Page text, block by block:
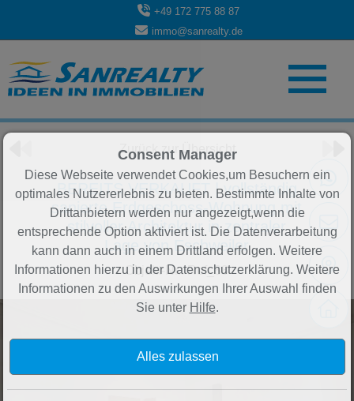
+49 172 775 88 87
immo@sanrealty.de
Zurück zur Übersicht
BEREITS VERKAUFT | vollständig
sanierte Erdgeschoss-Wohnung mit
stilvoller Architektur in zentraler
Lage von Eschweiler
Objekt-Nr.: Ref_88
Consent Manager
Diese Webseite verwendet Cookies,um Besuchern ein
optimales Nutzererlebnis zu bieten. Bestimmte Inhalte von
Drittanbietern werden nur angezeigt,wenn die
entsprechende Option aktiviert ist. Die Datenverarbeitung
kann dann auch in einem Drittland erfolgen. Weitere
Informationen hierzu in der Datenschutzerklärung. Weitere
Informationen zu den Auswirkungen Ihrer Auswahl finden
Sie unter Hilfe.